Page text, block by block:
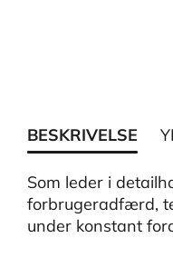
BESKRIVELSE
Som leder i
forbrugeradfærd,
under konstant